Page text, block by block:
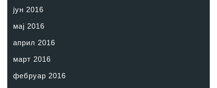
јун 2016
мај 2016
април 2016
март 2016
фебруар 2016